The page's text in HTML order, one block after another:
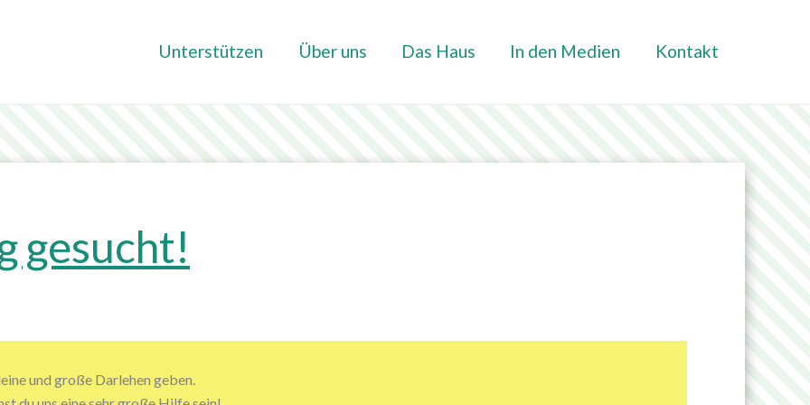
Unterstützen Über uns Das Haus In den Medien Kontakt
gesucht!
und große Darlehen geben.